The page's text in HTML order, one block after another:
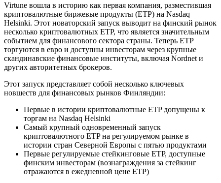
Virtune вошла в историю как первая компания, разместившая
криптовалютные биржевые продукты (ETP) на Nasdaq
Helsinki. Этот новаторский запуск выводит на финский рынок
несколько криптовалютных ETP, что является значительным
событием для финансового сектора страны. Теперь ETP
торгуются в евро и доступны инвесторам через крупные
скандинавские финансовые институты, включая Nordnet и
других авторитетных брокеров.
Этот запуск представляет собой несколько ключевых
новшеств для финансовых рынков Финляндии:
Первые в истории криптовалютные ETP допущены к
торгам на Nasdaq Helsinki
Самый крупный одновременный запуск
криптовалютного ETP на регулируемом рынке в
истории стран Северной Европы с пятью продуктами
Первые регулируемые стейкинговые ETP, доступные
финским инвесторам (вознаграждения за стейкинг
отражаются в ежедневной цене ETP)